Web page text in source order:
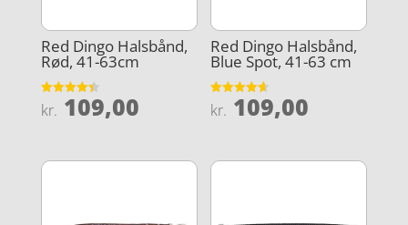
Red Dingo Halsbånd,
Rød, 41-63cm
Vurderet
4.4
kr. 109,00
Red Dingo Halsbånd,
Blue Spot, 41-63 cm
Vurderet
4.6
kr. 109,00